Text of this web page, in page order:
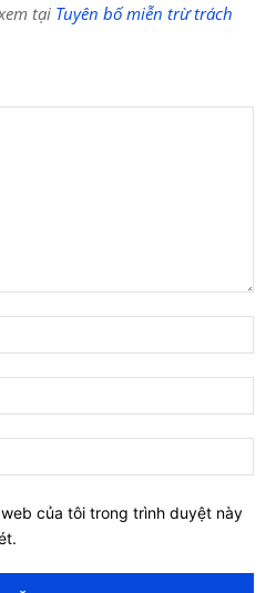
tại Tuyên bố miễn trừ trách
của tôi trong trình duyệt này